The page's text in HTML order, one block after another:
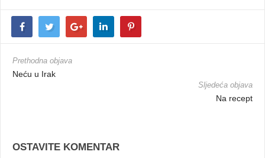
Prethodna objava
Neću u Irak
Sljedeća objava
Na recept
OSTAVITE KOMENTAR